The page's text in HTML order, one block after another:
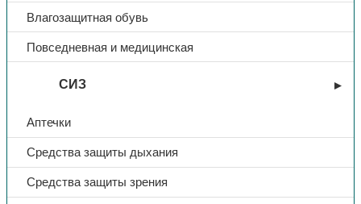
Влагозащитная обувь
Повседневная и медицинская
СИЗ
Аптечки
Средства защиты дыхания
Средства защиты зрения
Халаты
Зимняя спецодежда
Костюмы зимние
Спецодежда для медицины и сферы услуг
Костюмы для медицины и сферы услуг